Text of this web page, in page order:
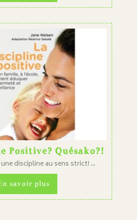
Positive? Quésako?!
discipline au sens strict! ...
savoir plus